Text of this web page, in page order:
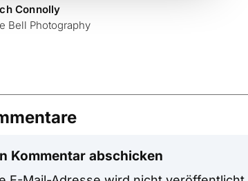
Connolly
Bell Photography
Kommentar abschicken